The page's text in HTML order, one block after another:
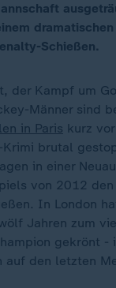
Schießen.
der Kampf um
Männer sind
in Paris kurz
Krimi brutal
in einer
von 2012
In London
Jahren zum
gekrönt -
auf den letzten